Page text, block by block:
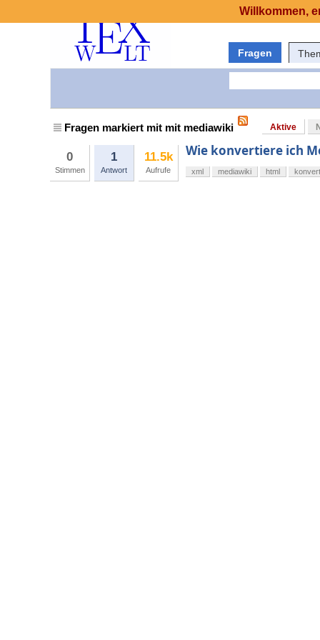
Fragen
Fragen markiert mit mit mediawiki Aktive
0
Stimmen
1
Antwort
11.5k
Aufrufe
Wie konvertiere ich
xml mediawiki html
Willkommen,